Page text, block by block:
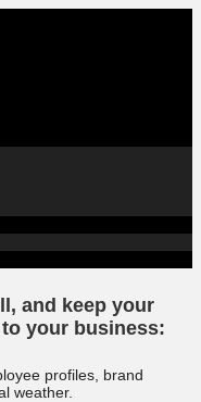
and keep your
your business:
profiles, brand
weather.